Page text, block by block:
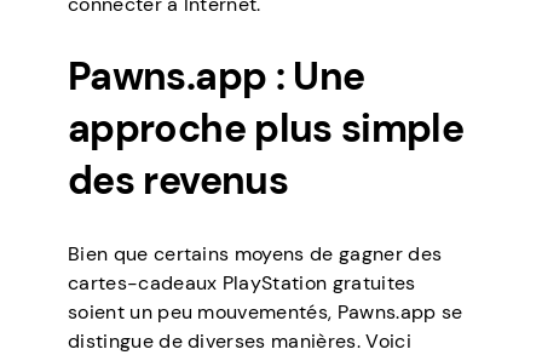
Pawns.app : Une
approche plus simple
des revenus
Bien que certains moyens de gagner des
cartes-cadeaux PlayStation gratuites
soient un peu mouvementés, Pawns.app se
distingue de diverses manières. Voici